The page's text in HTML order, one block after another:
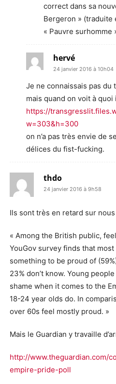
correct dans sa
Bergeron » (traduite
« Pauvre surhomme
hervé
24 janvier 2016 à 10h04
Je ne connaissais pas du
mais quand on voit à
https://
w=303&h=300
on n’a pas très envie de
délices du fist-fucking.
thdo
24 janvier 2016 à 9h58
Ils sont très en retard sur nous
« Among the British public,
YouGov survey finds that
something to be proud of
23% don’t know. Young
shame when it comes to the
18-24 year olds do. In
over 60s feel mostly proud. »
Mais le Guardian y travaille
http://www.theguardian.com/
empire-pride-poll